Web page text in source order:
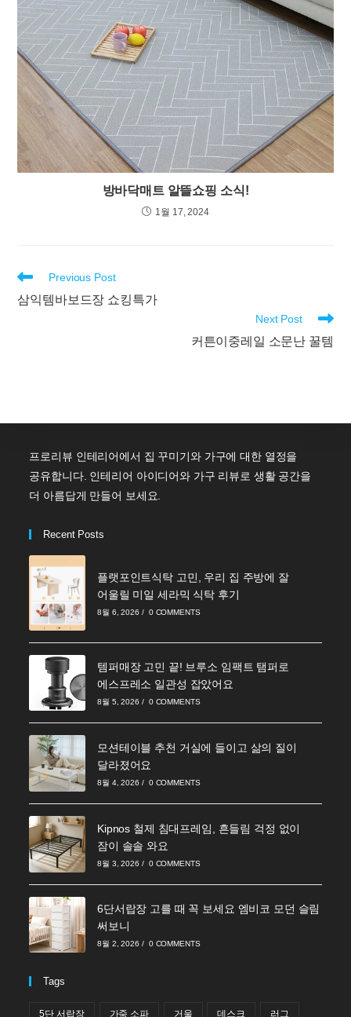
방바닥매트 알뜰쇼핑 소식!
1월 17, 2024
Read
articles
Previous Post
삼익템바보드장 쇼킹특가
Next Post
커튼이중레일 소문난 꿀템
프로리뷰 인테리어에서 집 꾸미기와 가구에 대한 열정을
공유합니다. 인테리어 아이디어와 가구 리뷰로 생활 공간을
더 아름답게 만들어 보세요.
Recent Posts
플랫포인트식탁 고민, 우리 집 주방에 잘
어울릴 미일 세라믹 식탁 후기
8월 6, 2026 / 0 COMMENTS
템퍼매장 고민 끝! 브루소 임팩트 탬퍼로
에스프레소 일관성 잡았어요
8월 5, 2026 / 0 COMMENTS
모션테이블 추천 거실에 들이고 삶의 질이
달라졌어요
8월 4, 2026 / 0 COMMENTS
Kipnos 철제 침대프레임, 흔들림 걱정 없이
잠이 솔솔 와요
8월 3, 2026 / 0 COMMENTS
6단서랍장 고를 때 꼭 보세요 엠비코 모던 슬림
써보니
8월 2, 2026 / 0 COMMENTS
Tags
5단 서랍장 가죽 소파 거울 데스크 러그